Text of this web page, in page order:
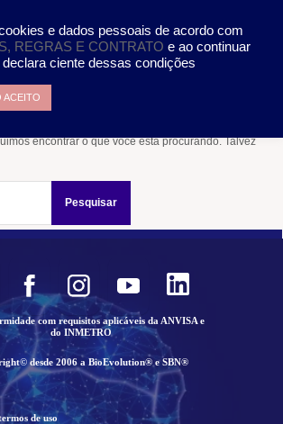
encontrar o que você está procurando. Talvez
com requisitos aplicáveis da ANVISA e
do INMETRO
desde 2006 a BioEvolution® e SBN®
de uso
e dados pessoais de acordo com
REGRAS E CONTRATO e ao continuar
ciente dessas condições
ACEITO